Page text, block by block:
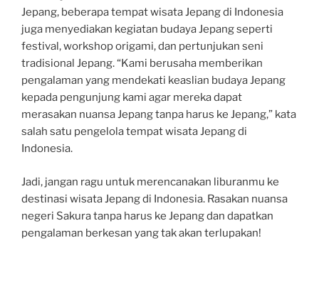
Jepang, beberapa tempat wisata Jepang di Indonesia
juga menyediakan kegiatan budaya Jepang seperti
festival, workshop origami, dan pertunjukan seni
tradisional Jepang. “Kami berusaha memberikan
pengalaman yang mendekati keaslian budaya Jepang
kepada pengunjung kami agar mereka dapat
merasakan nuansa Jepang tanpa harus ke Jepang,” kata
salah satu pengelola tempat wisata Jepang di
Indonesia.
Jadi, jangan ragu untuk merencanakan liburanmu ke
destinasi wisata Jepang di Indonesia. Rasakan nuansa
negeri Sakura tanpa harus ke Jepang dan dapatkan
pengalaman berkesan yang tak akan terlupakan!